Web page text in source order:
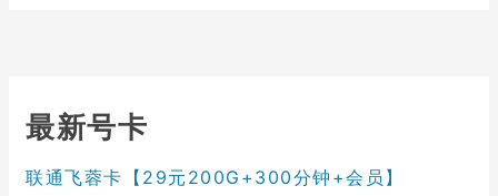
最新号卡
联通飞蓉卡【29元200G+300分钟+会员】